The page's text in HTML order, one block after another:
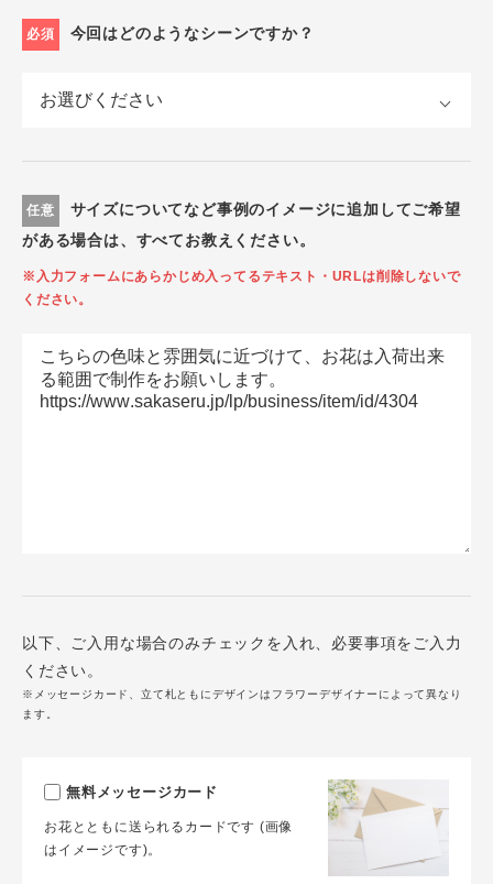
必須 今回はどのようなシーンですか？
任意
サイズについてなど事例のイメージに追加してご希望
がある場合は、すべてお教えください。
※入力フォームにあらかじめ入ってるテキスト・URLは削除しないで
ください。
以下、ご入用な場合のみチェックを入れ、必要事項をご入力
ください。
※メッセージカード、立て札ともにデザインはフラワーデザイナーによって異なり
ます。
無料メッセージカード
お花とともに送られるカードです (画像
はイメージです)。